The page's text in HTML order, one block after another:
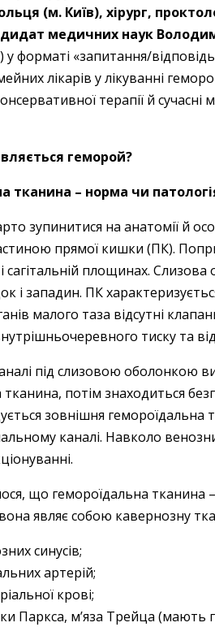
(м. Київ), хірург,
медичних наук
у форматі «запитання/
лікарів у лікуванні
терапії й
геморой?
тканина – норма чи
зупинитися на анатомії й
прямої кишки (ПК).
сагітальній площинах.
і западин. ПК
малого таза відсутні
тиску та
під слизовою оболонкою
тканина, потім знаходиться
зовнішня
каналі. Навколо
що гемороїдальна тканина
являє собою кавернозну
синусів;
артерій;
крові;
Паркса, м’яза Трейца